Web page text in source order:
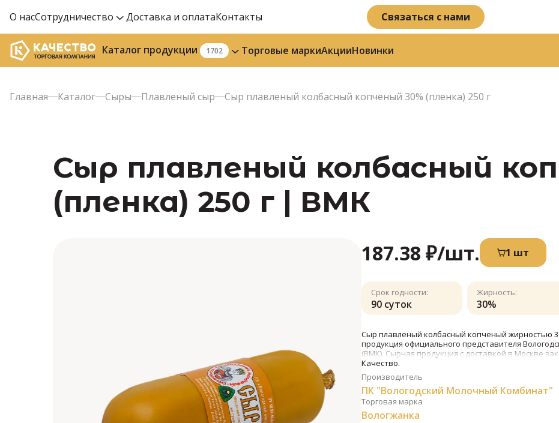
О насСотрудничество Доставка и оплатаКонтакты Связаться с нами
Каталог продукции 1702 Торговые маркиАкцииНовинки
Главная Каталог Сыры Плавленый сыр Сыр плавленый колбасный копченый 30% (пленка) 250 г
Сыр плавленый колбасный
(пленка) 250 г | ВМК
187.38 ₽/шт. 1 шт
Срок годности:
90 суток
Жирность:
30%
Сыр плавленый колбасный копченый жирностью
продукция официального представителя
(ВМК). Сырная продукция с доставкой в Москве
Качество.
Производитель
ПК "Вологодский Молочный Комбинат"
Торговая марка
Вологжанка